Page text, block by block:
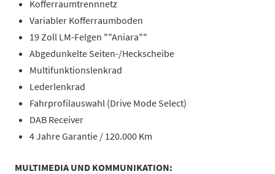
Kofferraumtrennnetz
Variabler Kofferraumboden
19 Zoll LM-Felgen ""Aniara""
Abgedunkelte Seiten-/Heckscheibe
Multifunktionslenkrad
Lederlenkrad
Fahrprofilauswahl (Drive Mode Select)
DAB Receiver
4 Jahre Garantie / 120.000 Km
MULTIMEDIA UND KOMMUNIKATION: